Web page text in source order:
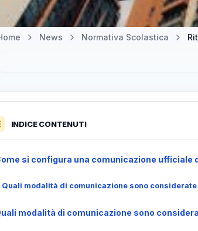
News Normativa Scolastica
INDICE CONTENUTI
si configura una comunicazione ufficiale
Quali modalità di comunicazione sono
modalità di comunicazione sono